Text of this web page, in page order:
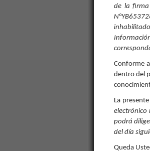
de la firma
Conforme
dentro del
La
electrónico
podrá
del día
Queda